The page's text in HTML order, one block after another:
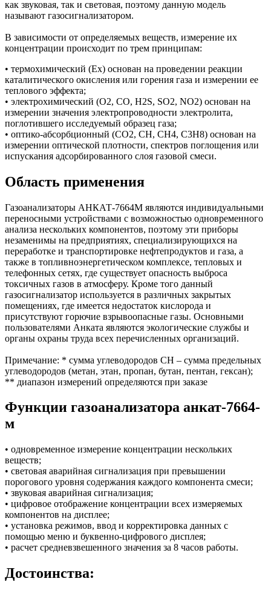
как звуковая, так и световая, поэтому данную модель
называют газосигнализатором.
В зависимости от определяемых веществ, измерение их
концентрации происходит по трем принципам:
• термохимический (Ex) основан на проведении реакции
каталитического окисления или горения газа и измерении ее
теплового эффекта;
• электрохимический (О2, СО, H2S, SО2, NО2) основан на
измерении значения электропроводности электролита,
поглотившего исследуемый образец газа;
• оптико-абсорбционный (СО2, СН, СН4, С3Н8) основан на
измерении оптической плотности, спектров поглощения или
испускания адсорбированного слоя газовой смеси.
Область применения
Газоанализаторы АНКАТ-7664М являются индивидуальными
переносными устройствами с возможностью одновременного
анализа нескольких компонентов, поэтому эти приборы
незаменимы на предприятиях, специализирующихся на
переработке и транспортировке нефтепродуктов и газа, а
также в топливноэнергетическом комплексе, тепловых и
телефонных сетях, где существует опасность выброса
токсичных газов в атмосферу. Кроме того данный
газосигнализатор используется в различных закрытых
помещениях, где имеется недостаток кислорода и
присутствуют горючие взрывоопасные газы. Основными
пользователями Анката являются экологические службы и
органы охраны труда всех перечисленных организаций.
Примечание: * сумма углеводородов СН – сумма предельных
углеводородов (метан, этан, пропан, бутан, пентан, гексан);
** диапазон измерений определяются при заказе
Функции газоанализатора анкат-7664-
м
• одновременное измерение концентрации нескольких
веществ;
• световая аварийная сигнализация при превышении
порогового уровня содержания каждого компонента смеси;
• звуковая аварийная сигнализация;
• цифровое отображение концентрации всех измеряемых
компонентов на дисплее;
• установка режимов, ввод и корректировка данных с
помощью меню и буквенно-цифрового дисплея;
• расчет средневзвешенного значения за 8 часов работы.
Достоинства: